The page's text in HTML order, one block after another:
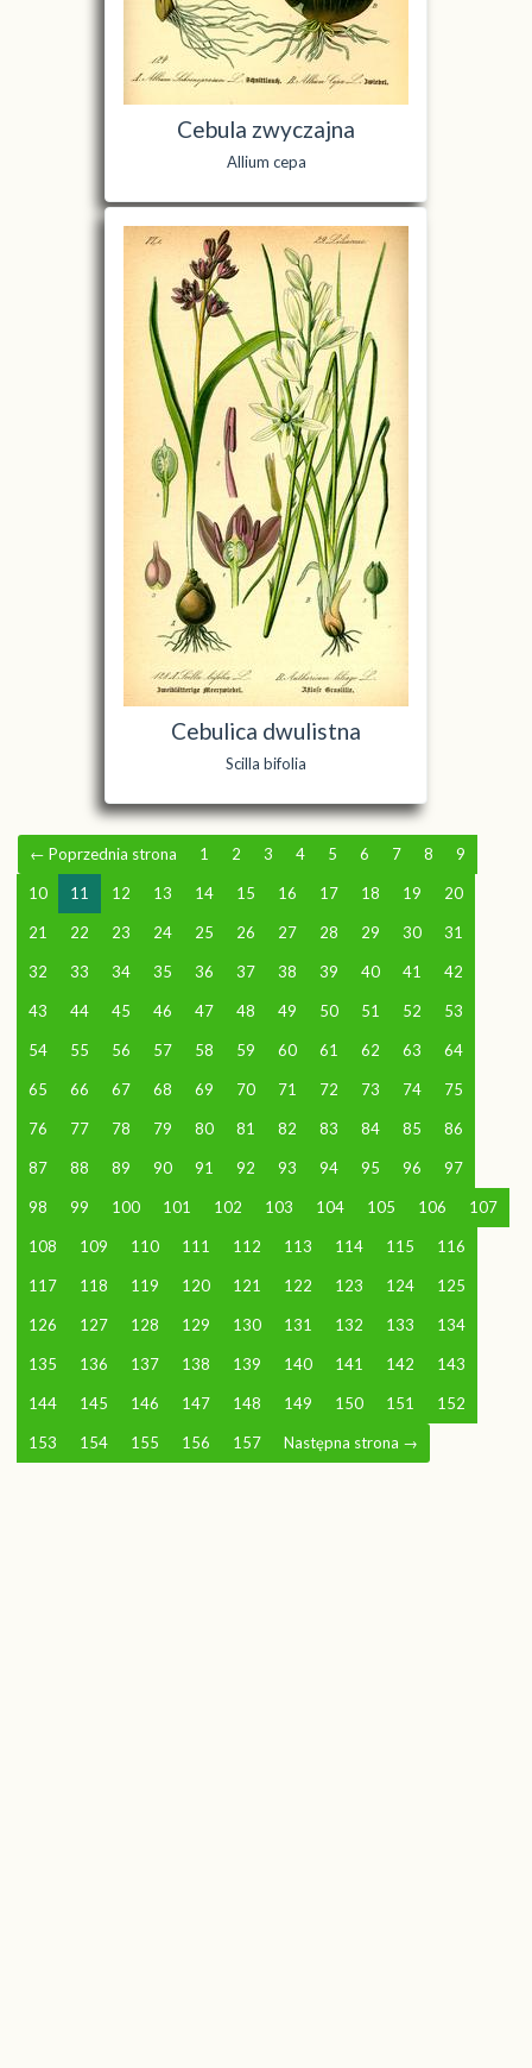
Cebula zwyczajna
Allium cepa
Cebulica dwulistna
Scilla bifolia
← Poprzednia strona 1 2 3 4 5 6 7 8 9
10 11 12 13 14 15 16 17 18 19 20
21 22 23 24 25 26 27 28 29 30 31
32 33 34 35 36 37 38 39 40 41 42
43 44 45 46 47 48 49 50 51 52 53
54 55 56 57 58 59 60 61 62 63 64
65 66 67 68 69 70 71 72 73 74 75
76 77 78 79 80 81 82 83 84 85 86
87 88 89 90 91 92 93 94 95 96 97
98 99 100 101 102 103 104 105 106 107
108 109 110 111 112 113 114 115 116
117 118 119 120 121 122 123 124 125
126 127 128 129 130 131 132 133 134
135 136 137 138 139 140 141 142 143
144 145 146 147 148 149 150 151 152
153 154 155 156 157 Następna strona →